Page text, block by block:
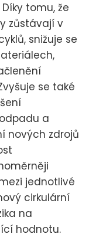
tomu, že
zůstávají v
snižuje se
se také
a
nových zdrojů
jednotlivé
cirkulární
na
hodnotu.